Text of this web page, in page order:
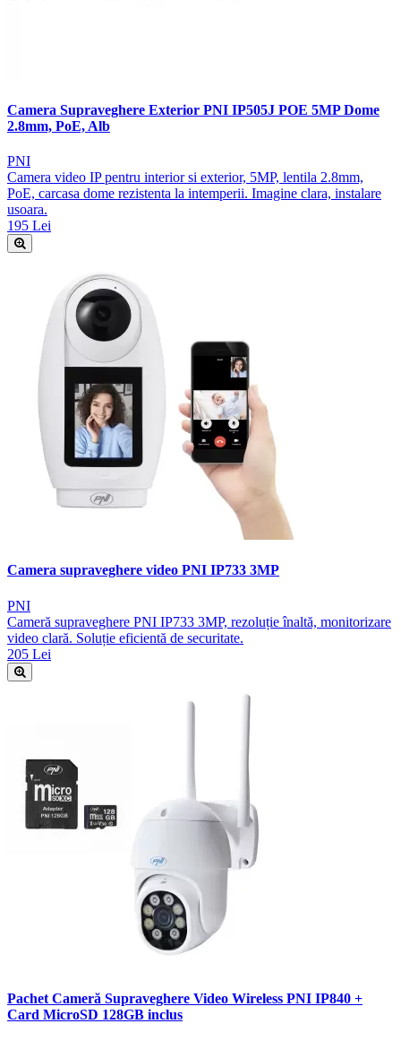
Camera Supraveghere Exterior PNI IP505J POE 5MP Dome
2.8mm, PoE, Alb
PNI
Camera video IP pentru interior si exterior, 5MP, lentila 2.8mm,
PoE, carcasa dome rezistenta la intemperii. Imagine clara, instalare
usoara.
195 Lei
Camera supraveghere video PNI IP733 3MP
PNI
Cameră supraveghere PNI IP733 3MP, rezoluție înaltă, monitorizare
video clară. Soluție eficientă de securitate.
205 Lei
Pachet Cameră Supraveghere Video Wireless PNI IP840 +
Card MicroSD 128GB inclus